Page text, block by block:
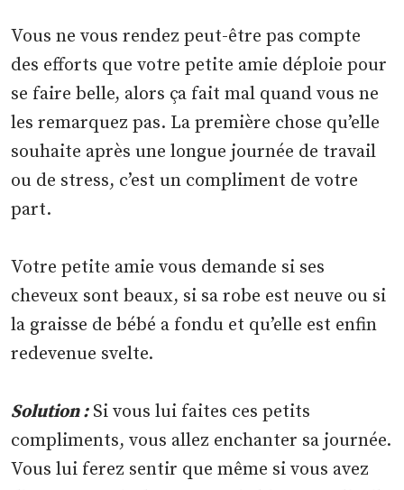
Vous ne vous rendez peut-être pas compte
des efforts que votre petite amie déploie pour
se faire belle, alors ça fait mal quand vous ne
les remarquez pas. La première chose qu’elle
souhaite après une longue journée de travail
ou de stress, c’est un compliment de votre
part.
Votre petite amie vous demande si ses
cheveux sont beaux, si sa robe est neuve ou si
la graisse de bébé a fondu et qu’elle est enfin
redevenue svelte.
Solution :Si vous lui faites ces petits
compliments, vous allez enchanter sa journée.
Vous lui ferez sentir que même si vous avez